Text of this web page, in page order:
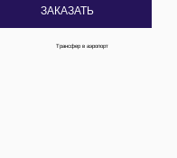
ЗАКАЗАТЬ